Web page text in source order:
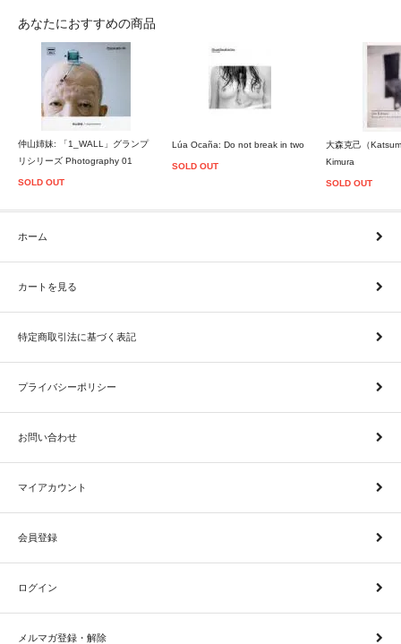
あなたにおすすめの商品
仲山姉妹: 「1_WALL」グランプ
リシリーズ Photography 01
SOLD OUT
Lúa Ocaña: Do not break in two
SOLD OUT
大森克己（
Kimura
SOLD OUT
ホーム
カートを見る
特定商取引法に基づく表記
プライバシーポリシー
お問い合わせ
マイアカウント
会員登録
ログイン
メルマガ登録・解除